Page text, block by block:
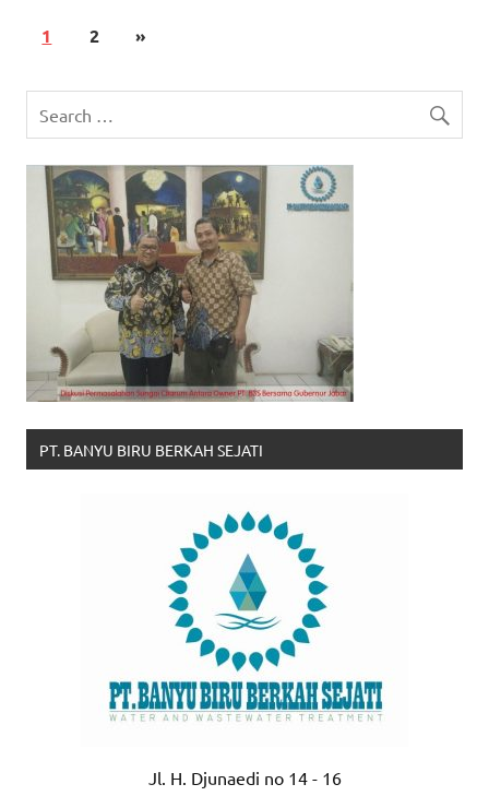
1 2 »
PT. BANYU BIRU BERKAH SEJATI
Jl. H. Djunaedi no 14 - 16